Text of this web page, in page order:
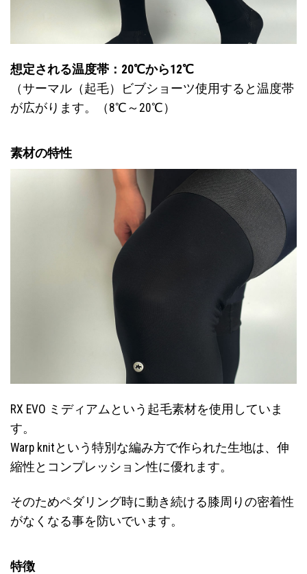
想定される温度帯：20℃から12℃
（サーマル（起毛）ビブショーツ使用すると温度帯
が広がります。（8℃～20℃）
素材の特性
RX EVO ミディアムという起毛素材を使用していま
す。
Warp knitという特別な編み方で作られた生地は、伸
縮性とコンプレッション性に優れます。
そのためペダリング時に動き続ける膝周りの密着性
がなくなる事を防いでいます。
特徴